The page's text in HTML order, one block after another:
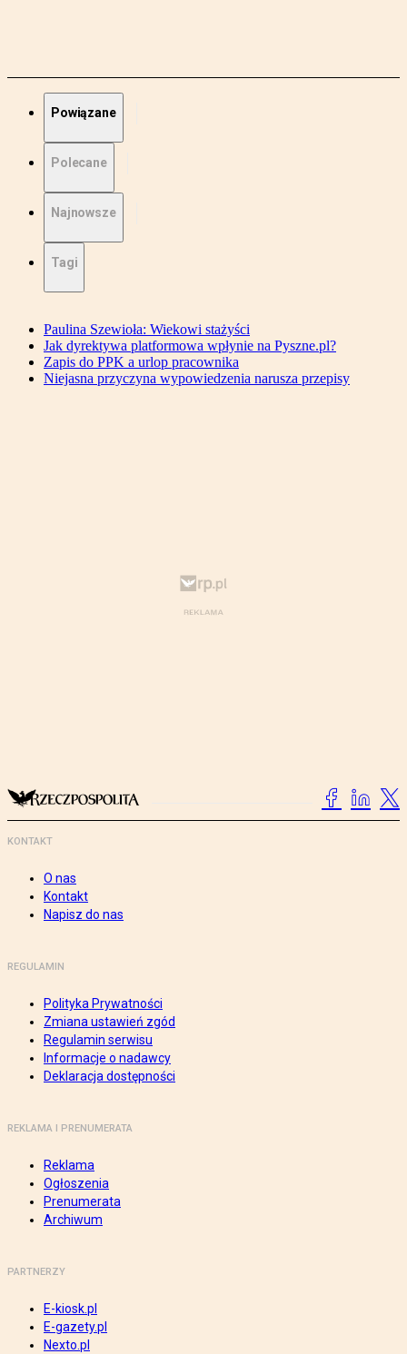
Powiązane
Polecane
Najnowsze
Tagi
Paulina Szewioła: Wiekowi stażyści
Jak dyrektywa platformowa wpłynie na Pyszne.pl?
Zapis do PPK a urlop pracownika
Niejasna przyczyna wypowiedzenia narusza przepisy
KONTAKT
O nas
Kontakt
Napisz do nas
REGULAMIN
Polityka Prywatności
Zmiana ustawień zgód
Regulamin serwisu
Informacje o nadawcy
Deklaracja dostępności
REKLAMA I PRENUMERATA
Reklama
Ogłoszenia
Prenumerata
Archiwum
PARTNERZY
E-kiosk.pl
E-gazety.pl
Nexto.pl